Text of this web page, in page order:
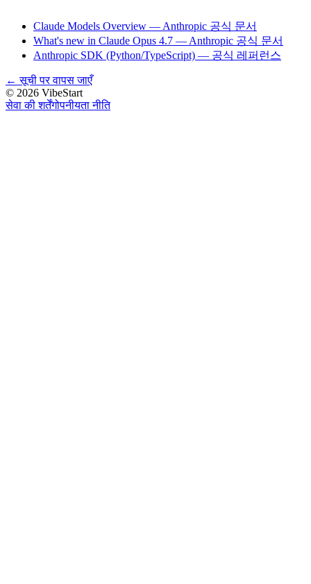
Claude Models Overview — Anthropic 공식 문서
What's new in Claude Opus 4.7 — Anthropic 공식 문서
Anthropic SDK (Python/TypeScript) — 공식 레퍼런스
←सूची पर वापस जाएँ
© 2026 VibeStart
सेवा की शर्तेंगोपनीयता नीति